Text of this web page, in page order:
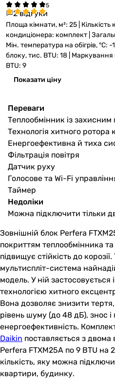
2 відгуки
Площа кімнати, м²: 25 |
кондиціонера: комплект |
Мін. температура на обігрів,
блоку, тис. BTU: 18 | Маркування
BTU: 9
Показати ціну
Переваги
Теплообмінник із захисним
Технологія хитного
Енергоефективна й тиха
Фільтрація повітря
Датчик руху
Голосове та Wi-Fi
Таймер
Недоліки
Можна підключити тільки
Зовнішній блок Perfera
покриттям теплообмінника
підвищує стійкість до
мультиспліт-система
модель. У ній
технологією хитного
Вона дозволяє знизити
рівень шуму (до 48 дБ), знос і
енергоефективність.
Daikin поставляється з
Perfera FTXM25A по 9 BTU
кількість, яку можна
квартири, будинку.